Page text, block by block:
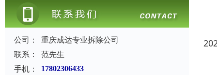
公司：
重庆成达专业拆除公司
联系：
范先生
手机：
17802306433